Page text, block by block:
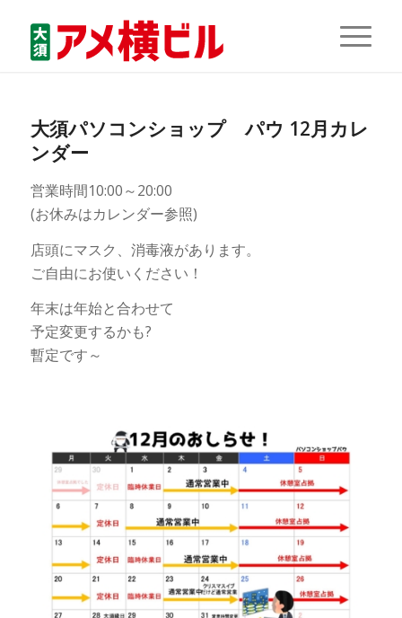
大須パソコンショップ パウ 12月カレ
ンダー
営業時間10:00～20:00
(お休みはカレンダー参照)
店頭にマスク、消毒液があります。
ご自由にお使いください！
年末は年始と合わせて
予定変更するかも?
暫定です～